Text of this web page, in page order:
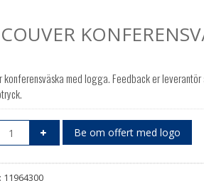
konferensväska med logga. Feedback er
Be om offert med logo
11964300